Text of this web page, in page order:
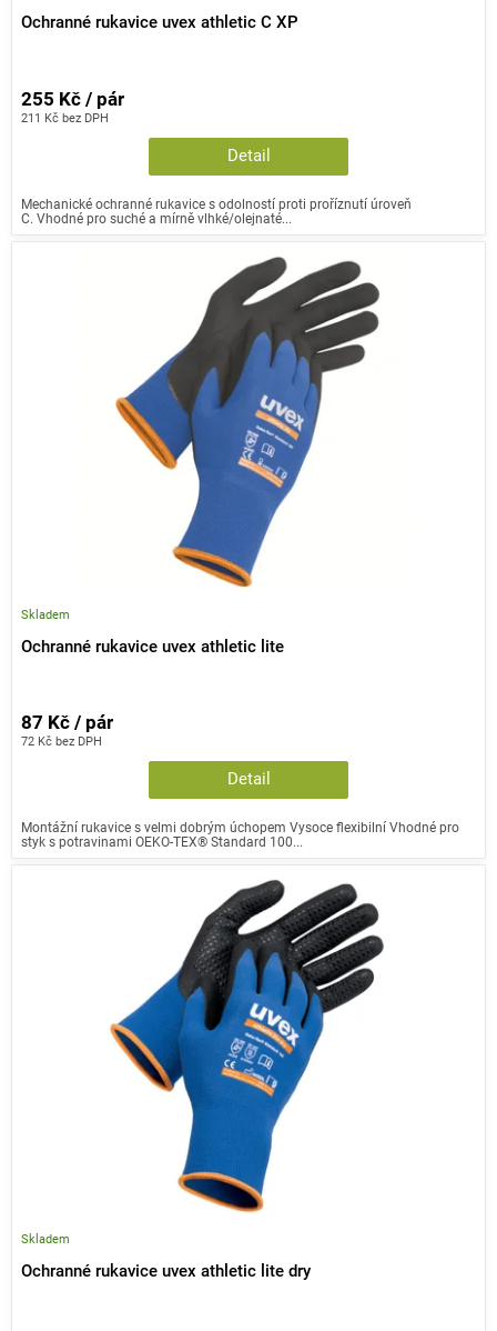
Ochranné rukavice uvex athletic C XP
211 Kč bez DPH
255 Kč / pár
Detail
Mechanické ochranné rukavice s odolností proti proříznutí úroveň
C. Vhodné pro suché a mírně vlhké/olejnaté...
Ochranné rukavice uvex athletic lite
Skladem
72 Kč bez DPH
87 Kč / pár
Detail
Montážní rukavice s velmi dobrým úchopem Vysoce flexibilní Vhodné pro
styk s potravinami OEKO-TEX® Standard 100...
Ochranné rukavice uvex athletic lite dry
Skladem